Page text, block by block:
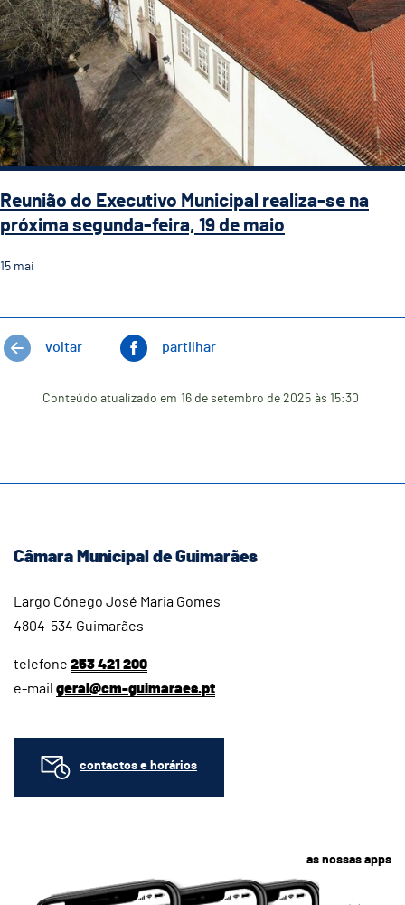
Reunião do Executivo Municipal realiza-se na
próxima segunda-feira, 19 de maio
15 mai
voltar partilhar
Conteúdo atualizado em 16 de setembro de 2025 às 15:30
Câmara Municipal de Guimarães
Largo Cónego José Maria Gomes
4804-534 Guimarães
telefone 253 421 200
e-mail geral@cm-guimaraes.pt
contactos e horários
as nossas apps